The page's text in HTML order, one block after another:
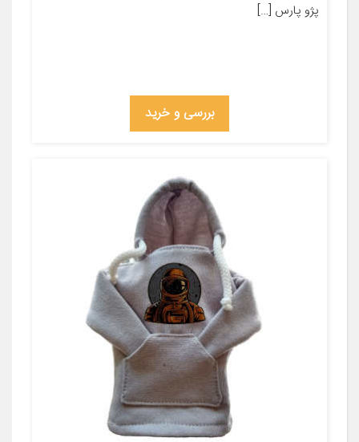
پژو پارس […]
بررسی و خرید